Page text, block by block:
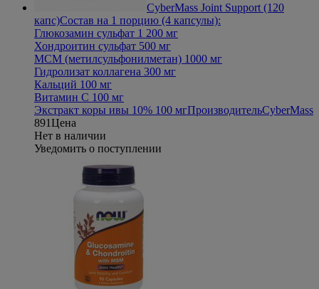
CyberMass Joint Support (120
капс)Состав на 1 порцию (4 капсулы):
Глюкозамин сульфат 1 200 мг
Хондроитин сульфат 500 мг
МСМ (метилсульфонилметан) 1000 мг
Гидролизат коллагена 300 мг
Кальций 100 мг
Витамин С 100 мг
Экстракт коры ивы 10% 100 мгПроизводительCyberMass
891Цена
Нет в наличии
Уведомить о поступлении